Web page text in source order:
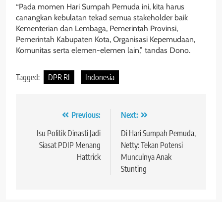
“Pada momen Hari Sumpah Pemuda ini, kita harus
canangkan kebulatan tekad semua stakeholder baik
Kementerian dan Lembaga, Pemerintah Provinsi,
Pemerintah Kabupaten Kota, Organisasi Kepemudaan,
Komunitas serta elemen-elemen lain,” tandas Dono.
Tagged: DPR RI Indonesia
Navigasi
pos
Previous:
Isu Politik Dinasti Jadi
Siasat PDIP Menang
Hattrick
Next:
Di Hari Sumpah Pemuda,
Netty: Tekan Potensi
Munculnya Anak
Stunting